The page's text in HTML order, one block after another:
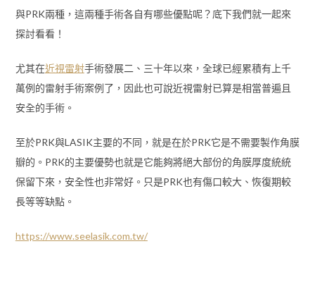
與PRK兩種，這兩種手術各自有哪些優點呢？底下我們就一起來
探討看看！
尤其在近視雷射手術發展二、三十年以來，全球已經累積有上千
萬例的雷射手術案例了，因此也可說近視雷射已算是相當普遍且
安全的手術。
至於PRK與LASIK主要的不同，就是在於PRK它是不需要製作角膜
瓣的。PRK的主要優勢也就是它能夠將絕大部份的角膜厚度統統
保留下來，安全性也非常好。只是PRK也有傷口較大、恢復期較
長等等缺點。
https://www.seelasik.com.tw/